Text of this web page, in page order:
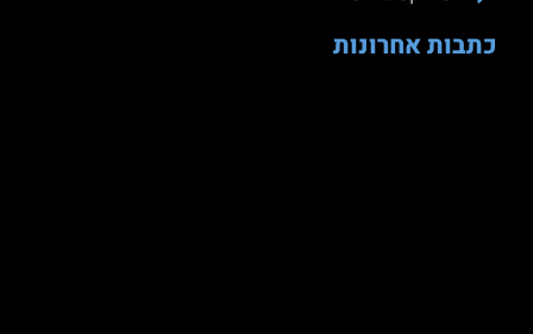
כתבות אחרונות